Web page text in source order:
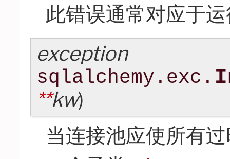
此错误通常对应于
exception
sqlalchemy.exc.
**kw)
当连接池应使所有